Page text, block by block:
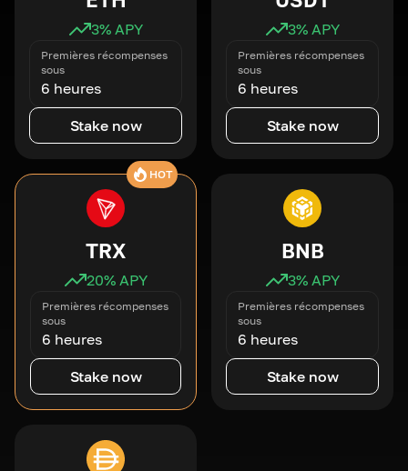
3% APY
Premières récompenses
sous
6 heures
Stake now
3% APY
Premières récompenses
sous
6 heures
Stake now
HOT
TRX
20% APY
Premières récompenses
sous
6 heures
Stake now
BNB
3% APY
Premières récompenses
sous
6 heures
Stake now